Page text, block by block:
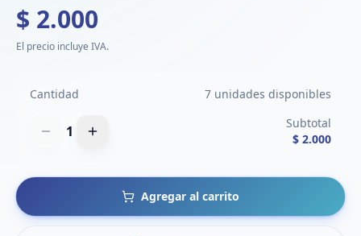
$ 2.000
El precio incluye IVA.
Cantidad 7 unidades disponibles
1
Subtotal
$ 2.000
Agregar al carrito